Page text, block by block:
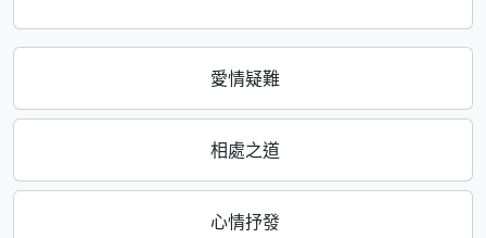
愛情疑難
相處之道
心情抒發